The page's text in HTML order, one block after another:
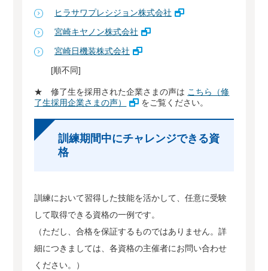
ヒラサワプレシジョン株式会社
宮崎キヤノン株式会社
宮崎日機装株式会社
[順不同]
★ 修了生を採用された企業さまの声は こちら（修
了生採用企業さまの声）
をご覧ください。
訓練期間中にチャレンジできる資
格
訓練において習得した技能を活かして、任意に受験
して取得できる資格の一例です。
（ただし、合格を保証するものではありません。詳
細につきましては、各資格の主催者にお問い合わせ
ください。）